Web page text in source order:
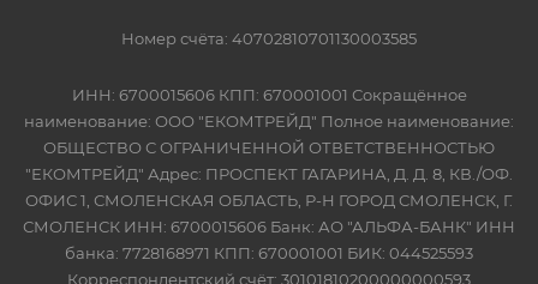
Номер счёта: 40702810701130003585
ИНН: 6700015606 КПП: 670001001 Сокращённое
наименование: ООО "ЕКОМТРЕЙД" Полное наименование:
ОБЩЕСТВО С ОГРАНИЧЕННОЙ ОТВЕТСТВЕННОСТЬЮ
"ЕКОМТРЕЙД" Адрес: ПРОСПЕКТ ГАГАРИНА, Д. Д. 8, КВ./ОФ.
ОФИС 1, СМОЛЕНСКАЯ ОБЛАСТЬ, Р-Н ГОРОД СМОЛЕНСК, Г.
СМОЛЕНСК ИНН: 6700015606 Банк: АО "АЛЬФА-БАНК" ИНН
банка: 7728168971 КПП: 670001001 БИК: 044525593
Корреспондентский счёт: 30101810200000000593